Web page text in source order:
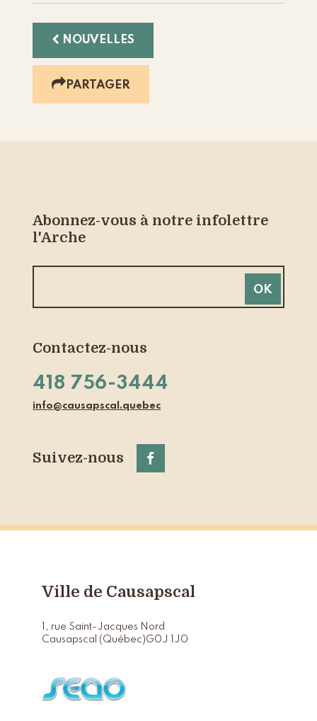
NOUVELLES
PARTAGER
Abonnez-vous à notre infolettre
l'Arche
Contactez-nous
418 756-3444
info@causapscal.quebec
Suivez-nous
Ville de Causapscal
1, rue Saint-Jacques Nord
Causapscal (Québec)G0J 1J0